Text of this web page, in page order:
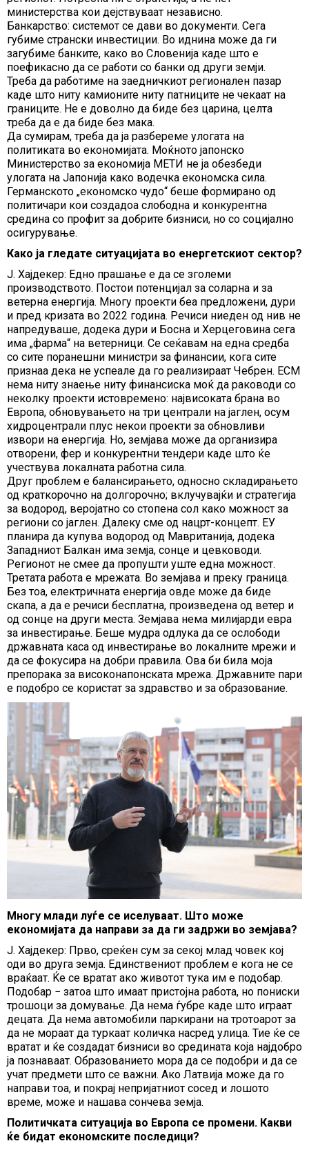
министерства кои дејствуваат независно.
Банкарство: системот се дави во документи. Сега
губиме странски инвестиции. Во иднина може да ги
загубиме банките, како во Словенија каде што е
поефикасно да се работи со банки од други земји.
Треба да работиме на заедничкиот регионален пазар
каде што ниту камионите ниту патниците не чекаат на
границите. Не е доволно да биде без царина, целта
треба да e дa биде без мака.
Да сумирам, треба да ја разбереме улогата на
политиката во економијата. Моќното јапонско
Министерство за економија МЕТИ не ја обезбеди
улогата на Јапонија како водечка економска сила.
Германското „економско чудо“ беше формирано од
политичари кои создадоа слободна и конкурентна
средина со профит за добрите бизниси, но со социјално
осигурување.
Како ја гледате ситуацијата во енергетскиот сектор?
Ј. Хајдекер: Едно прашање е да се зголеми
производството. Постои потенцијал за соларна и за
ветерна енергија. Многу проекти беа предложени, дури
и пред кризата во 2022 година. Речиси ниеден од нив не
напредуваше, додека дури и Босна и Херцеговина сега
има „фарма“ на ветерници. Се сеќавам на една средба
со сите поранешни министри за финансии, кога сите
признаа дека не успеале да го реализираат Чебрен. ЕСМ
нема ниту знаење ниту финансиска моќ да раководи со
неколку проекти истовремено: највисоката брана во
Европа, обновувањето на три централи на јаглен, осум
хидроцентрали плус некои проекти за обновливи
извори на енергија. Но, земјава може да организира
отворени, фер и конкурентни тендери каде што ќе
учествува локалната работна сила.
Друг проблем е балансирањето, односно складирањето
од краткорочно на долгорочно; вклучувајќи и стратегија
за водород, веројатно со стопена сол како можност за
региони со јаглен. Далеку сме од нацрт-концепт. ЕУ
планира да купува водород од Мавританија, додека
Западниот Балкан има земја, сонце и цевководи.
Регионот не смее да пропушти уште една можност.
Третата работа е мрежата. Во земјава и преку граница.
Без тоа, електричната енергија овде може да биде
скапа, а да е речиси бесплатна, произведена од ветер и
од сонце на други места. Земјава нема милијарди евра
за инвестирање. Беше мудра одлука да се ослободи
државната каса од инвестирање во локалните мрежи и
да се фокусира на добри правила. Ова би била моја
препорака за високонапонската мрежа. Државните пари
е подобро се користат за здравство и за образование.
Многу млади луѓе се иселуваат. Што може
економијата да направи за да ги задржи во земјава?
Ј. Хајдекер: Прво, среќен сум за секој млад човек кој
оди во друга земја. Единствениот проблем е кога не се
враќаат. Ќе се вратат ако животот тука им е подобар.
Подобар − затоа што имаат пристојна работа, но пониски
трошоци за домување. Да нема ѓубре каде што играат
децата. Да нема автомобили паркирани на тротоарот за
да не мораат да туркаат количка насред улица. Тие ќе се
вратат и ќе создадат бизниси во средината која најдобро
ја познаваат. Образованието мора да се подобри и да се
учат предмети што се важни. Ако Латвија може да го
направи тоа, и покрај непријатниот сосед и лошото
време, може и нашава сончева земја.
Политичката ситуација во Европа се промени. Какви
ќе бидат економските последици?